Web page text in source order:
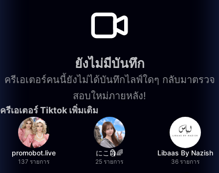
ยังไม่มีบันทึก
ครีเอเตอร์คนนี้ยังไม่ได้บันทึกไลฟ์ใดๆ กลับมาตรวจ
สอบใหม่ภายหลัง!
ครีเอเตอร์ Tiktok เพิ่มเติม
promobot.live
137 รายการ
にこ🗿🌈
25 รายการ
Libaas By Nazish
36 รายการ